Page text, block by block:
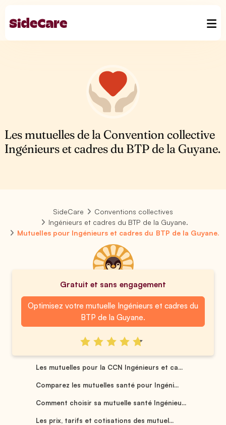
Les mutuelles de la Convention collective
Ingénieurs et cadres du BTP de la Guyane.
SideCare
Conventions collectives
Ingénieurs et cadres du BTP de la Guyane.
Mutuelles pour Ingénieurs et cadres du BTP de la Guyane.
Gratuit et sans engagement
Optimisez votre mutuelle Ingénieurs et cadres du
BTP de la Guyane.
Les mutuelles pour la CCN Ingénieurs et ca...
Comparez les mutuelles santé pour Ingéni...
Comment choisir sa mutuelle santé Ingénieu...
Les prix, tarifs et cotisations des mutuel...